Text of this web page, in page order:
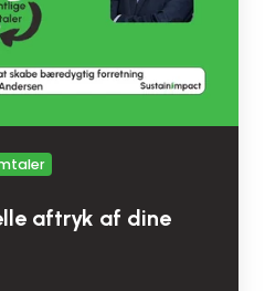
aftryk af dine